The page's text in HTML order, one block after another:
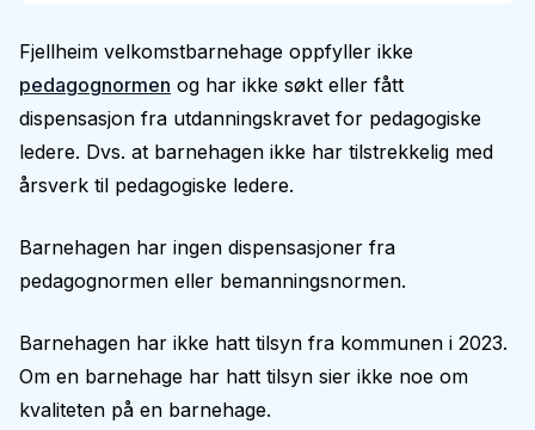
Fjellheim velkomstbarnehage oppfyller ikke
pedagognormen og har ikke søkt eller fått
dispensasjon fra utdanningskravet for pedagogiske
ledere. Dvs. at barnehagen ikke har tilstrekkelig med
årsverk til pedagogiske ledere.
Barnehagen har ingen dispensasjoner fra
pedagognormen eller bemanningsnormen.
Barnehagen har ikke hatt tilsyn fra kommunen i 2023.
Om en barnehage har hatt tilsyn sier ikke noe om
kvaliteten på en barnehage.